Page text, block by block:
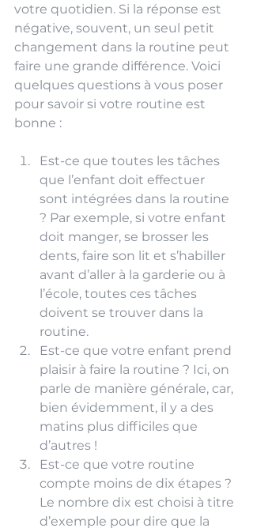
votre quotidien. Si la réponse est
négative, souvent, un seul petit
changement dans la routine peut
faire une grande différence. Voici
quelques questions à vous poser
pour savoir si votre routine est
bonne :
Est-ce que toutes les tâches
que l’enfant doit effectuer
sont intégrées dans la routine
? Par exemple, si votre enfant
doit manger, se brosser les
dents, faire son lit et s’habiller
avant d’aller à la garderie ou à
l’école, toutes ces tâches
doivent se trouver dans la
routine.
Est-ce que votre enfant prend
plaisir à faire la routine ? Ici, on
parle de manière générale, car,
bien évidemment, il y a des
matins plus difficiles que
d’autres !
Est-ce que votre routine
compte moins de dix étapes ?
Le nombre dix est choisi à titre
d’exemple pour dire que la